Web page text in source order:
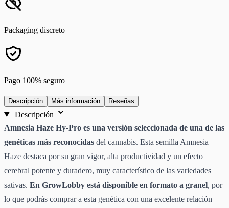
Packaging discreto
Pago 100% seguro
Descripción Más información Reseñas
Descripción
Amnesia Haze Hy-Pro es una versión seleccionada de una de las
genéticas más reconocidas del cannabis. Esta semilla Amnesia
Haze destaca por su gran vigor, alta productividad y un efecto
cerebral potente y duradero, muy característico de las variedades
sativas. En GrowLobby está disponible en formato a granel, por
lo que podrás comprar a esta genética con una excelente relación